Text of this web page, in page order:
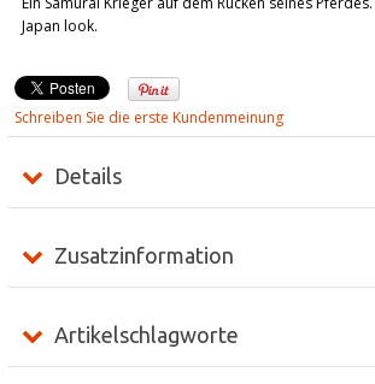
Japan look.
Schreiben Sie die erste Kundenmeinung
Details
Zusatzinformation
Artikelschlagworte